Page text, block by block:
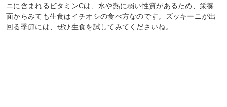
ニに含まれるビタミンCは、水や熱に弱い性質があるため、栄養
面からみても生食はイチオシの食べ方なのです。ズッキーニが出
回る季節には、ぜひ生食を試してみてくださいね。